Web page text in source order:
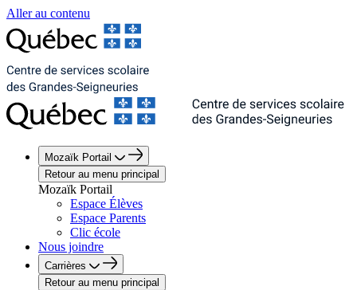
Aller au contenu
Mozaïk Portail
Retour au menu principal
Mozaïk Portail
Espace Élèves
Espace Parents
Clic école
Nous joindre
Carrières
Retour au menu principal